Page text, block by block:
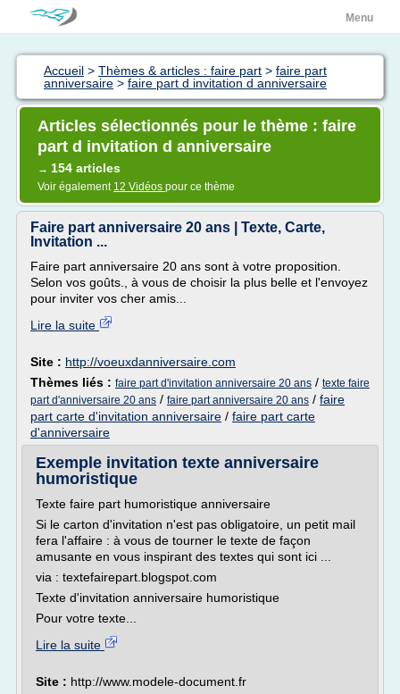
Menu
Accueil > Thèmes & articles : faire part > faire part
anniversaire > faire part d invitation d anniversaire
Articles sélectionnés pour le thème : faire
part d invitation d anniversaire
→ 154 articles
Voir également 12 Vidéos pour ce thème
Faire part anniversaire 20 ans | Texte, Carte,
Invitation ...
Faire part anniversaire 20 ans sont à votre proposition.
Selon vos goûts., à vous de choisir la plus belle et l'envoyez
pour inviter vos cher amis...
Lire la suite
Site : http://voeuxdanniversaire.com
Thèmes liés : faire part d'invitation anniversaire 20 ans / texte faire
part d'anniversaire 20 ans / faire part anniversaire 20 ans / faire
part carte d'invitation anniversaire / faire part carte
d'anniversaire
Exemple invitation texte anniversaire
humoristique
Texte faire part humoristique anniversaire
Si le carton d'invitation n'est pas obligatoire, un petit mail
fera l'affaire : à vous de tourner le texte de façon
amusante en vous inspirant des textes qui sont ici ...
via : textefairepart.blogspot.com
Texte d'invitation anniversaire humoristique
Pour votre texte...
Lire la suite
Site : http://www.modele-document.fr